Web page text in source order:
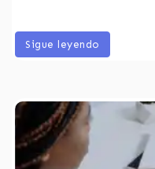
Sigue leyendo